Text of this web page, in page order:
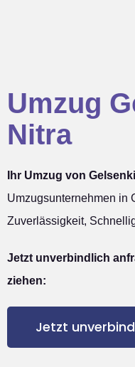
Umzug
Nitra
Ihr Umzug von
Umzugsunternehmen in
Zuverlässigkeit,
Jetzt unverbindlich
ziehen:
Jetzt